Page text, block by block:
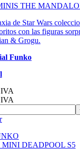
THE
de Star Wars
con las figuras
& Grogu.
Funko
IVA
IVA